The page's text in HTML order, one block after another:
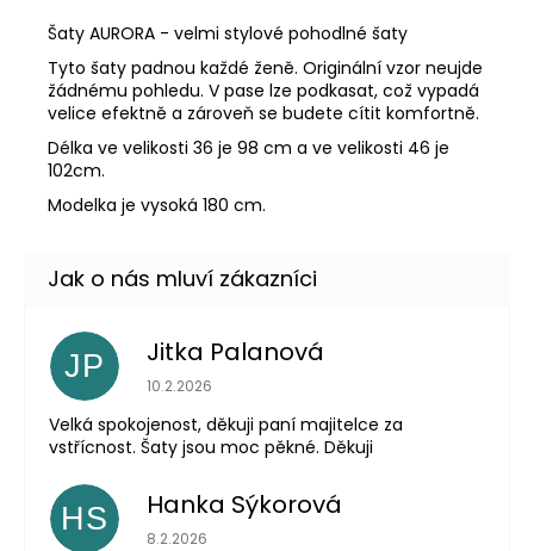
Šaty AURORA - velmi stylové pohodlné šaty
Tyto šaty padnou každé ženě. Originální vzor neujde
žádnému pohledu. V pase lze podkasat, což vypadá
velice efektně a zároveň se budete cítit komfortně.
Délka ve velikosti 36 je 98 cm a ve velikosti 46 je
102cm.
Modelka je vysoká 180 cm.
JP Jitka Palanová
Hodnocení obchodu je 5 z 5 hvězdiček.
10.2.2026
Velká spokojenost, děkuji paní majitelce za
vstřícnost. Šaty jsou moc pěkné. Děkuji
HS Hanka Sýkorová
Hodnocení obchodu je 5 z 5 hvězdiček.
8.2.2026